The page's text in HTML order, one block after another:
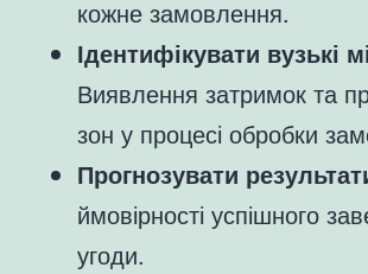
кожне замовлення.
Ідентифікувати вузькі
Виявлення затримок та
зон у процесі обробки
Прогнозувати
ймовірності успішного
угоди.